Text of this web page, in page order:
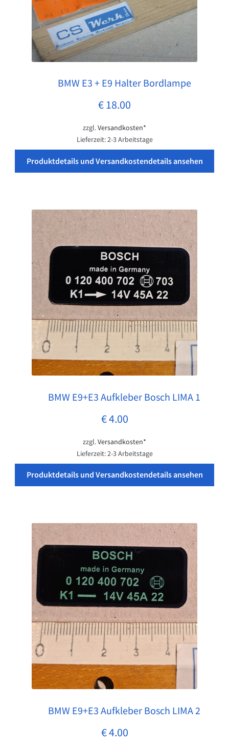
BMW E3 + E9 Halter Bordlampe
€18.00
zzgl.Versandkosten*
Lieferzeit:2-3 Arbeitstage
Produktdetails und Versandkostendetails ansehen
BMW E9+E3 Aufkleber Bosch LIMA 1
€4.00
zzgl.Versandkosten*
Lieferzeit:2-3 Arbeitstage
Produktdetails und Versandkostendetails ansehen
BMW E9+E3 Aufkleber Bosch LIMA 2
€4.00